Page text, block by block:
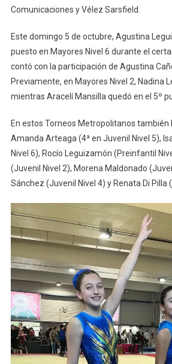
Comunicaciones y Vélez Sarsfield.
Este domingo 5 de octubre, Agustina
puesto en Mayores Nivel 6 durante el
contó con la participación de Agustina
Previamente, en Mayores Nivel 2, Nadina
mientras Aracelí Mansilla quedó en el 5º
En estos Torneos Metropolitanos también
Amanda Arteaga (4ª en Juvenil Nivel 5),
Nivel 6), Rocío Leguizamón (Preinfantil
(Juvenil Nivel 2), Morena Maldonado
Sánchez (Juvenil Nivel 4) y Renata Di Pilla